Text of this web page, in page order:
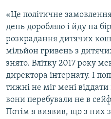
«Це політичне
день доробляю і йду на
розкрадання дитячих
мільйон гривень з
знято. Влітку 2017 року
директора інтернату. І
тижні не міг мені віддати
вони перебували не в
Потім я виявив, що з них